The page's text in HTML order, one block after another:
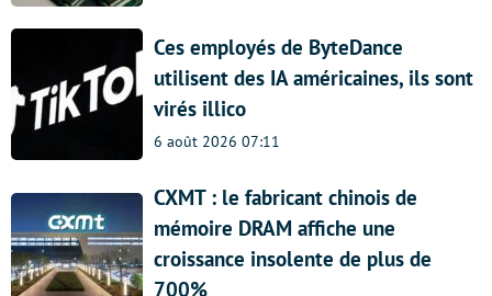
Ces employés de ByteDance
utilisent des IA américaines, ils sont
virés illico
6 août 2026 07:11
CXMT : le fabricant chinois de
mémoire DRAM affiche une
croissance insolente de plus de
700%